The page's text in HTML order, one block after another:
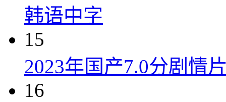
韩语中字
15
2023年国产7.0分剧情
16